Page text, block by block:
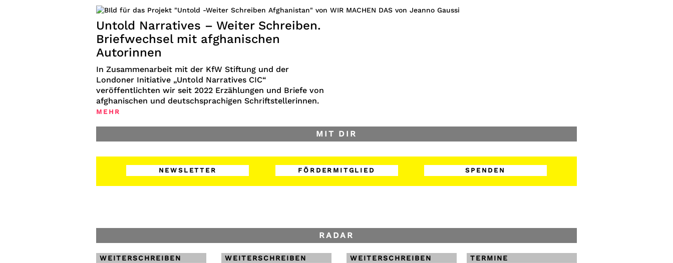
Untold Narratives – Weiter Schreiben.
Briefwechsel mit afghanischen
Autorinnen
In Zusammenarbeit mit der KfW Stiftung und der
Londoner Initiative „Untold Narratives CIC“
veröffentlichten wir seit 2022 Erzählungen und Briefe von
afghanischen und deutschsprachigen Schriftstellerinnen.
MEHR
MIT DIR
NEWSLETTER FÖRDERMITGLIED SPENDEN
RADAR
TERMINE
WEITERSCHREIBEN WEITERSCHREIBEN WEITERSCHREIBEN